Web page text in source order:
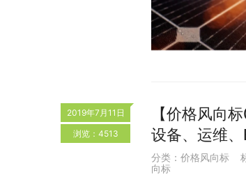
2019年7月11日
浏览：4513
【价格风向
设备、运维
分类： 价格风向标
向标